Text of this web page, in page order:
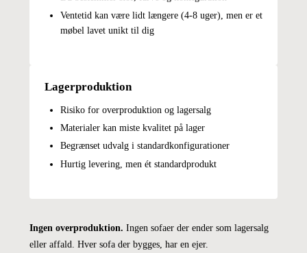
Ventetid kan være lidt længere (4-8 uger), men er et
møbel lavet unikt til dig
Lagerproduktion
Risiko for overproduktion og lagersalg
Materialer kan miste kvalitet på lager
Begrænset udvalg i standardkonfigurationer
Hurtig levering, men ét standardprodukt
Ingen overproduktion. Ingen sofaer der ender som lagersalg
eller affald. Hver sofa der bygges, har en ejer.